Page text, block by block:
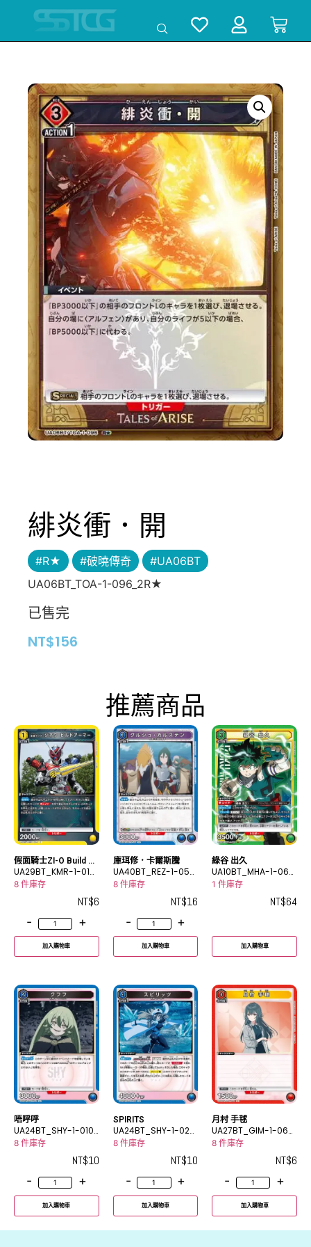
緋炎衝．開
#R★ #破曉傳奇
#UA06BT
UA06BT_TOA-1-096_2R★
已售完
NT$156
推薦商品
假面騎士ZI-O Build Ar
mor
UA29BT_KMR-1-014
C
8 件庫存
NT$6
-
+
加入購物車
庫珥修．卡爾斯騰
UA40BT_REZ-1-057
R
8 件庫存
NT$16
-
+
加入購物車
綠谷 出久
UA10BT_MHA-1-060
SR
1 件庫存
NT$64
加入購物車
唔呼呼
UA24BT_SHY-1-010
U
8 件庫存
NT$10
-
+
加入購物車
SPIRITS
UA24BT_SHY-1-024
R
8 件庫存
NT$10
-
+
加入購物車
月村 手毬
UA27BT_GIM-1-060
C
8 件庫存
NT$6
-
+
加入購物車